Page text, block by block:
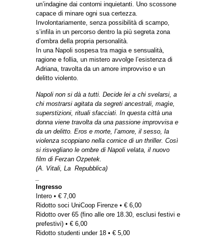
un’indagine dai contorni inquietanti. Uno scossone
capace di minare ogni sua certezza.
Involontariamente, senza possibilità di scampo,
s’infila in un percorso dentro la più segreta zona
d’ombra della propria personalità.
In una Napoli sospesa tra magia e sensualità,
ragione e follia, un mistero avvolge l’esistenza di
Adriana, travolta da un amore improvviso e un
delitto violento.
Napoli non si dà a tutti. Decide lei a chi svelarsi, a
chi mostrarsi agitata da segreti ancestrali, magìe,
superstizioni, rituali sfacciati. In questa città una
donna viene travolta da una passione improvvisa e
da un delitto. Eros e morte, l’amore, il sesso, la
violenza scoppiano nella cornice di un thriller. Così
si risvegliano le ombre di Napoli velata, il nuovo
film di Ferzan Ozpetek.
(A. Vitali, La Repubblica)
Ingresso
Intero • € 7,00
Ridotto soci UniCoop Firenze • € 6,00
Ridotto over 65 (fino alle ore 18.30, esclusi festivi e
prefestivi) • € 6,00
Ridotto studenti under 18 • € 5,00